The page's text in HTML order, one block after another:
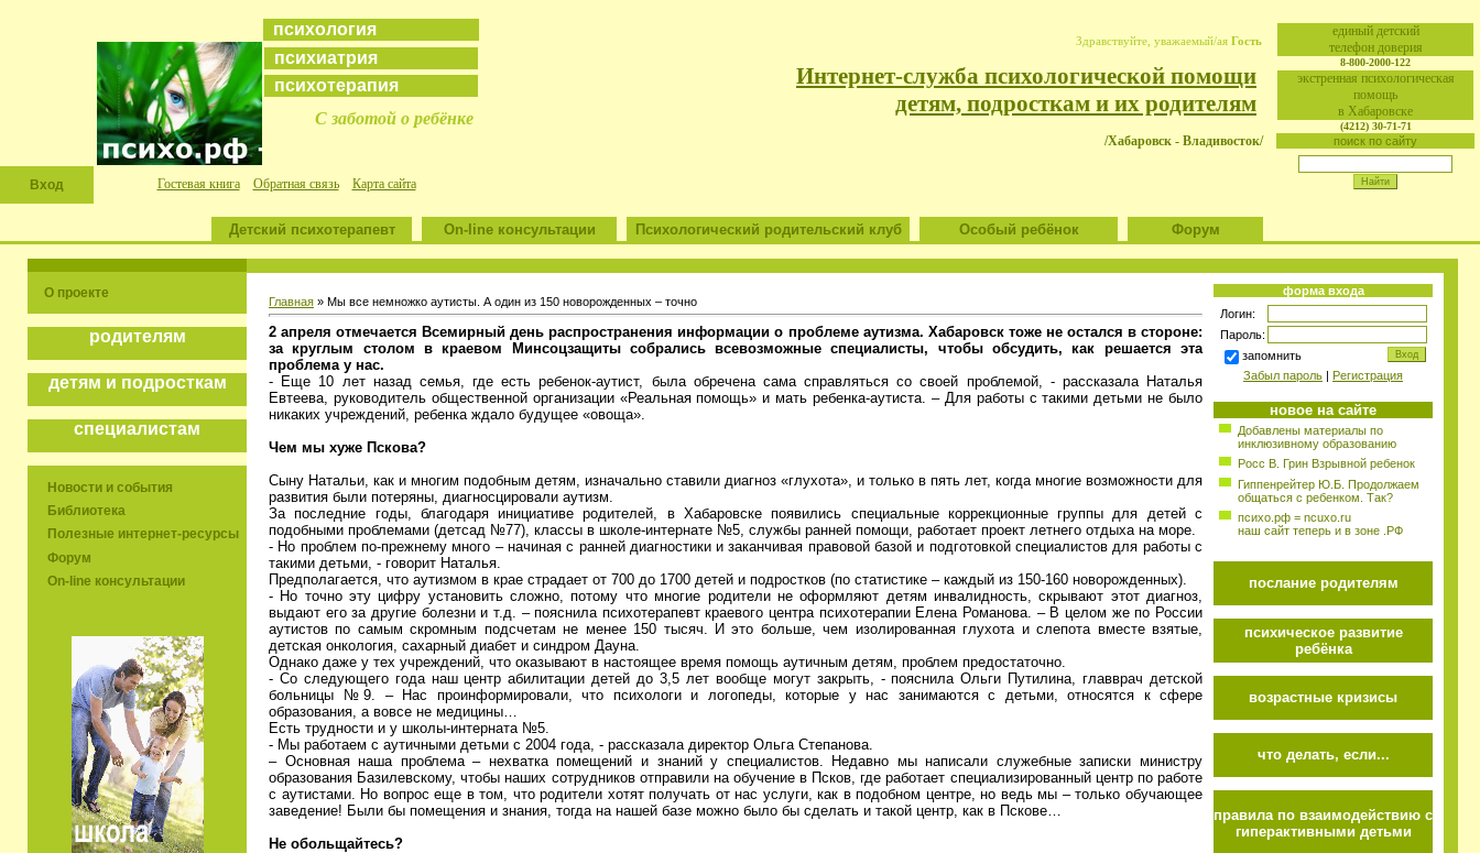
eдиный детский
телефон доверия
8-800-2000-122
экстренная психологическая
помощь
в Хабаровске
(4212) 30-71-71
поиск по сайту
психология
психиатрия
психотерапия
С заботой о ребёнке
Здравствуйте, уважаемый/ая Гость
Интернет-служба психологической помощи
детям, подросткам и их родителям
/Хабаровск - Владивосток/
Вход Гостевая книга Обратная связь Карта сайта
Детский психотерапевт On-line консультации Психологический родительский клуб Особый ребёнок Форум
О проекте
родителям
детям и подросткам
специалистам
Новости и события
Библиотека
Полезные интернет-ресурсы
Форум
On-line консультации
Главная » Мы все немножко аутисты. А один из 150 новорожденных – точно
2 апреля отмечается Всемирный день распространения информации о проблеме аутизма. Хабаровск тоже не остался в стороне:
за круглым столом в краевом Минсоцзащиты собрались всевозможные специалисты, чтобы обсудить, как решается эта
проблема у нас.
- Еще 10 лет назад семья, где есть ребенок-аутист, была обречена сама справляться со своей проблемой, - рассказала Наталья
Евтеева, руководитель общественной организации «Реальная помощь» и мать ребенка-аутиста. – Для работы с такими детьми не было
никаких учреждений, ребенка ждало будущее «овоща».
Чем мы хуже Пскова?
Сыну Натальи, как и многим подобным детям, изначально ставили диагноз «глухота», и только в пять лет, когда многие возможности для
развития были потеряны, диагносцировали аутизм.
За последние годы, благодаря инициативе родителей, в Хабаровске появились специальные коррекционные группы для детей с
подобными проблемами (детсад №77), классы в школе-интернате №5, службы ранней помощи, работает проект летнего отдыха на море.
- Но проблем по-прежнему много – начиная с ранней диагностики и заканчивая правовой базой и подготовкой специалистов для работы с
такими детьми, - говорит Наталья.
Предполагается, что аутизмом в крае страдает от 700 до 1700 детей и подростков (по статистике – каждый из 150-160 новорожденных).
- Но точно эту цифру установить сложно, потому что многие родители не оформляют детям инвалидность, скрывают этот диагноз,
выдают его за другие болезни и т.д. – пояснила психотерапевт краевого центра психотерапии Елена Романова. – В целом же по России
аутистов по самым скромным подсчетам не менее 150 тысяч. И это больше, чем изолированная глухота и слепота вместе взятые,
детская онкология, сахарный диабет и синдром Дауна.
Однако даже у тех учреждений, что оказывают в настоящее время помощь аутичным детям, проблем предостаточно.
- Со следующего года наш центр абилитации детей до 3,5 лет вообще могут закрыть, - пояснила Ольги Путилина, главврач детской
больницы №9. – Нас проинформировали, что психологи и логопеды, которые у нас занимаются с детьми, относятся к сфере
образования, а вовсе не медицины…
Есть трудности и у школы-интерната №5.
- Мы работаем с аутичными детьми с 2004 года, - рассказала директор Ольга Степанова.
– Основная наша проблема – нехватка помещений и знаний у специалистов. Недавно мы написали служебные записки министру
образования Базилевскому, чтобы наших сотрудников отправили на обучение в Псков, где работает специализированный центр по работе
с аутистами. Но вопрос еще в том, что родители хотят получать от нас услуги, как в подобном центре, но ведь мы – только обучающее
заведение! Были бы помещения и знания, тогда на нашей базе можно было бы сделать и такой центр, как в Пскове…
Не обольщайтесь?
форма входа
Логин:
Пароль:
запомнить
Забыл пароль | Регистрация
новое на сайте
Добавлены материалы по
инклюзивному образованию
Росс В. Грин Взрывной ребенок
Гиппенрейтер Ю.Б. Продолжаем
общаться с ребенком. Так?
психо.рф = ncuxo.ru
наш сайт теперь и в зоне .РФ
послание родителям
психическое развитие
ребёнка
возрастные кризисы
что делать, если...
правила по взаимодействию с
гиперактивными детьми